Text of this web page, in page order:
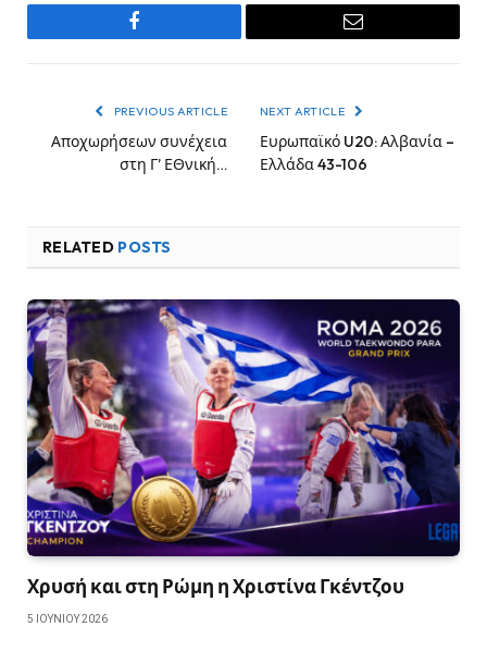
Facebook Email
PREVIOUS ARTICLE
Αποχωρήσεων συνέχεια
στη Γ’ ΕΘνική…
NEXT ARTICLE
Ευρωπαϊκό U20: Αλβανία –
Ελλάδα 43-106
RELATED POSTS
Χρυσή και στη Ρώμη η Χριστίνα Γκέντζου
5 ΙΟΥΝΊΟΥ 2026